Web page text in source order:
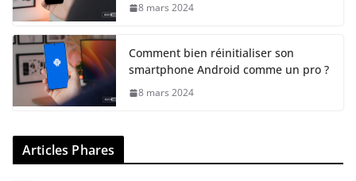
8 mars 2024
Comment bien réinitialiser son
smartphone Android comme un pro ?
8 mars 2024
Articles Phares